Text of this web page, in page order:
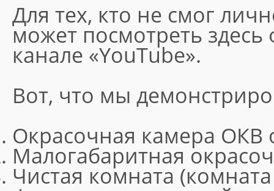
Для тех, кто не смог
может посмотреть
канале «YouTube».
Вот, что мы
Окрасочная камера ОКВ
Малогабаритная
Чистая комната